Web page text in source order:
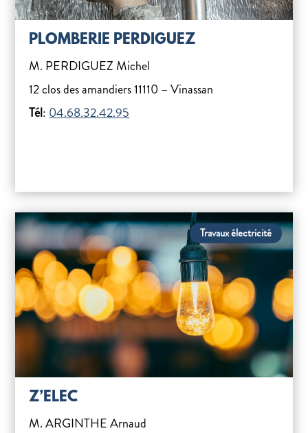
PLOMBERIE PERDIGUEZ
M. PERDIGUEZ Michel
12 clos des amandiers 11110 – Vinassan
Tél: 04.68.32.42.95
Travaux électricité
Z’ELEC
M. ARGINTHE Arnaud